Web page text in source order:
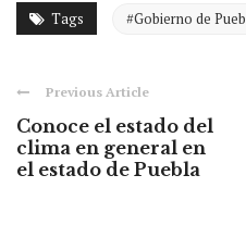
Tags #Gobierno de
Previous Article
Conoce el estado del
clima en general en
el estado de Puebla